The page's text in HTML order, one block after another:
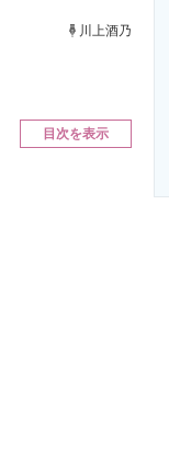
川上酒乃
目次を表示